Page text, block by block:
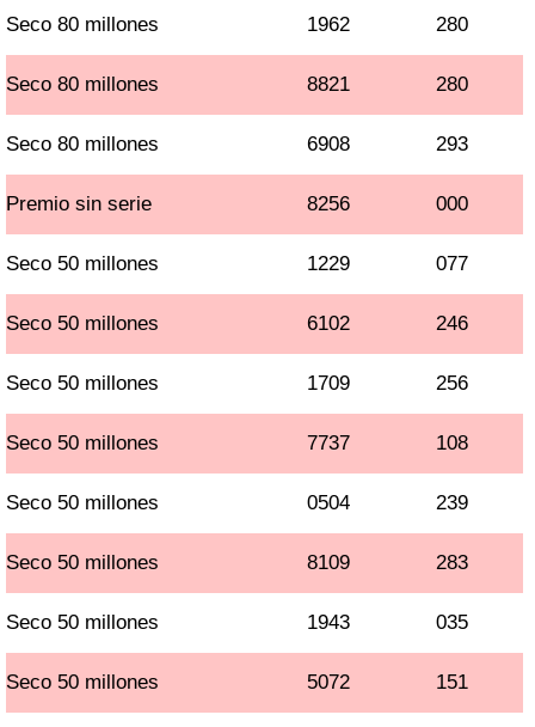
Seco 80 millones 1962 280
Seco 80 millones 8821 280
Seco 80 millones 6908 293
Premio sin serie 8256 000
Seco 50 millones 1229 077
Seco 50 millones 6102 246
Seco 50 millones 1709 256
Seco 50 millones 7737 108
Seco 50 millones 0504 239
Seco 50 millones 8109 283
Seco 50 millones 1943 035
Seco 50 millones 5072 151